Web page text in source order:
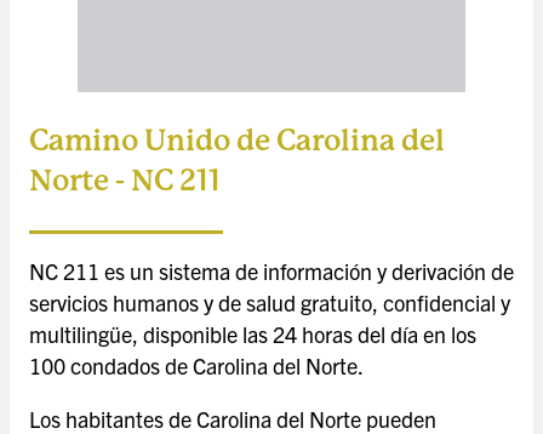
Camino Unido de Carolina del
Norte - NC 211
NC 211 es un sistema de información y derivación de
servicios humanos y de salud gratuito, confidencial y
multilingüe, disponible las 24 horas del día en los
100 condados de Carolina del Norte.
Los habitantes de Carolina del Norte pueden